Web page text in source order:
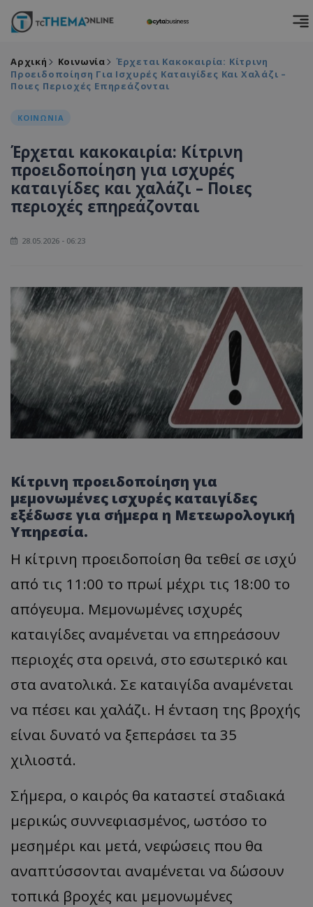
Αρχική Κοινωνία
Έρχεται Κακοκαιρία: Κίτρινη
Προειδοποίηση Για Ισχυρές Καταιγίδες Και Χαλάζι –
Ποιες Περιοχές Επηρεάζονται
ΚΟΙΝΩΝΙΑ
Έρχεται κακοκαιρία: Κίτρινη
προειδοποίηση για ισχυρές
καταιγίδες και χαλάζι – Ποιες
περιοχές επηρεάζονται
28.05.2026 - 06:23
Κίτρινη προειδοποίηση για
μεμονωμένες ισχυρές καταιγίδες
εξέδωσε για σήμερα η Μετεωρολογική
Υπηρεσία.
Η κίτρινη προειδοποίση θα τεθεί σε ισχύ
από τις 11:00 το πρωί μέχρι τις 18:00 το
απόγευμα. Μεμονωμένες ισχυρές
καταιγίδες αναμένεται να επηρεάσουν
περιοχές στα ορεινά, στο εσωτερικό και
στα ανατολικά. Σε καταιγίδα αναμένεται
να πέσει και χαλάζι. Η ένταση της βροχής
είναι δυνατό να ξεπεράσει τα 35
χιλιοστά.
Σήμερα, ο καιρός θα καταστεί σταδιακά
μερικώς συννεφιασμένος, ωστόσο το
μεσημέρι και μετά, νεφώσεις που θα
αναπτύσσονται αναμένεται να δώσουν
τοπικά βροχές και μεμονωμένες